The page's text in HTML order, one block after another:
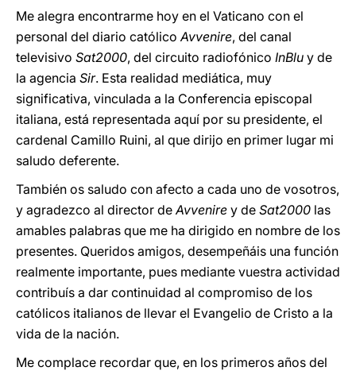
Me alegra encontrarme hoy en el Vaticano con el
personal del diario católicoAvvenire, del canal
televisivo Sat2000, del circuito radiofónico InBlu y de
la agencia Sir. Esta realidad mediática, muy
significativa, vinculada a la Conferencia episcopal
italiana, está representada aquí por su presidente, el
cardenal Camillo Ruini, al que dirijo en primer lugar mi
saludo deferente.
También os saludo con afecto a cada uno de vosotros,
y agradezco al director deAvvenire y de Sat2000 las
amables palabras que me ha dirigido en nombre de los
presentes. Queridos amigos, desempeñáis una función
realmente importante, pues mediante vuestra actividad
contribuís a dar continuidad al compromiso de los
católicos italianos de llevar el Evangelio de Cristo a la
vida de la nación.
Me complace recordar que, en los primeros años del